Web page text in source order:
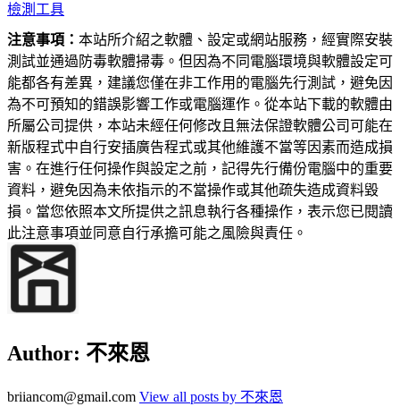
檢測工具
注意事項： 本站所介紹之軟體、設定或網站服務，經實際安裝
測試並通過防毒軟體掃毒。但因為不同電腦環境與軟體設定可
能都各有差異，建議您僅在非工作用的電腦先行測試，避免因
為不可預知的錯誤影響工作或電腦運作。從本站下載的軟體由
所屬公司提供，本站未經任何修改且無法保證軟體公司可能在
新版程式中自行安插廣告程式或其他維護不當等因素而造成損
害。在進行任何操作與設定之前，記得先行備份電腦中的重要
資料，避免因為未依指示的不當操作或其他疏失造成資料毀
損。當您依照本文所提供之訊息執行各種操作，表示您已閱讀
此注意事項並同意自行承擔可能之風險與責任。
Author: 不來恩
briiancom@gmail.com View all posts by 不來恩